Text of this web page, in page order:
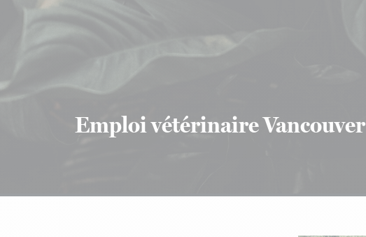
Emploi vétérinaire Vancouver